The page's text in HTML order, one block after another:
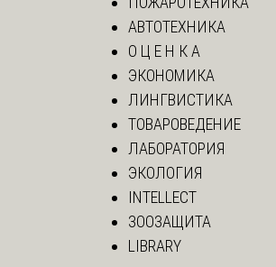
АВТОТЕХНИКА
О Ц Е Н К А
ЭКОНОМИКА
ЛИНГВИСТИКА
ТОВАРОВЕДЕНИЕ
ЛАБОРАТОРИЯ
ЭКОЛОГИЯ
INTELLECT
ЗООЗАЩИТА
LIBRARY